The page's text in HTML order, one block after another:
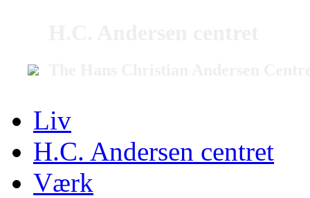
Liv
H.C. Andersen centret
Værk